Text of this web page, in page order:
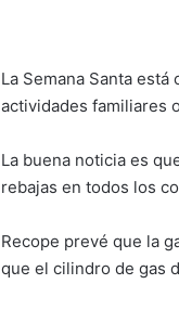
La Semana Santa
actividades familiares
La buena noticia es
rebajas en todos los
Recope prevé que la
que el cilindro de gas